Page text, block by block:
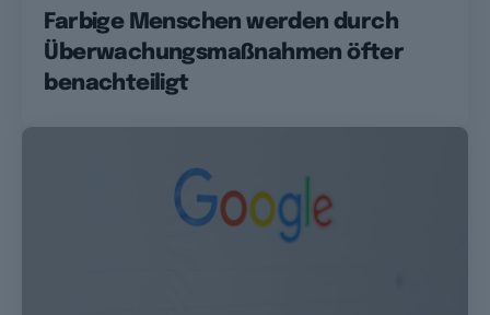
Farbige Menschen werden durch
Überwachungsmaßnahmen öfter
benachteiligt